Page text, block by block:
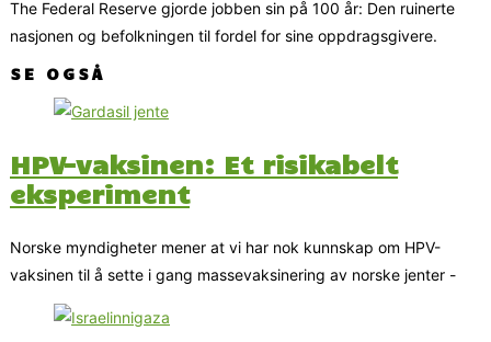
The Federal Reserve gjorde jobben sin på 100 år: Den ruinerte
nasjonen og befolkningen til fordel for sine oppdragsgivere.
SE OGSÅ
HPV-vaksinen: Et risikabelt
eksperiment
Norske myndigheter mener at vi har nok kunnskap om HPV-
vaksinen til å sette i gang massevaksinering av norske jenter -